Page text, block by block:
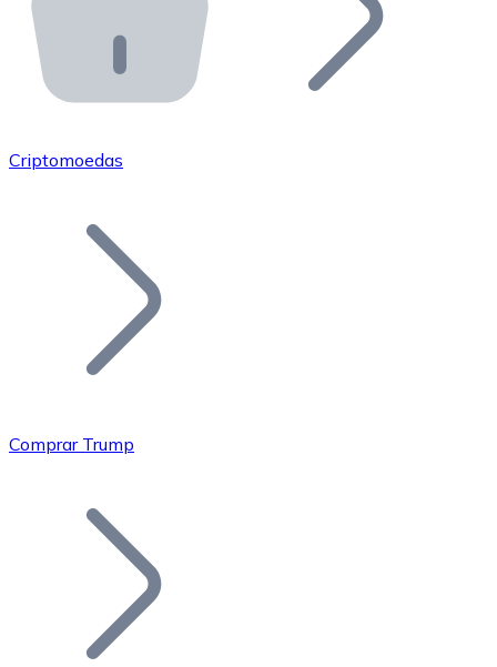
API Bitnovo
Integre nossa API no seu ecossistema.
Junte-se à nossa rede de revendedores e comercialize
Adicione o token do seu projeto ao nosso serviço de
Bitcoin
Criptomoedas
Comprar Trump